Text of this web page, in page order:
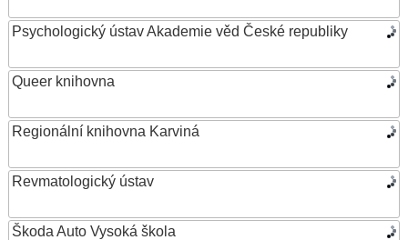
Psychologický ústav Akademie věd České republiky
Queer knihovna
Regionální knihovna Karviná
Revmatologický ústav
Škoda Auto Vysoká škola